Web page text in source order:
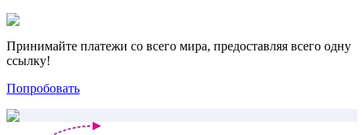
Принимайте платежи со всего мира, предоставляя всего одну
ссылку!
Попробовать